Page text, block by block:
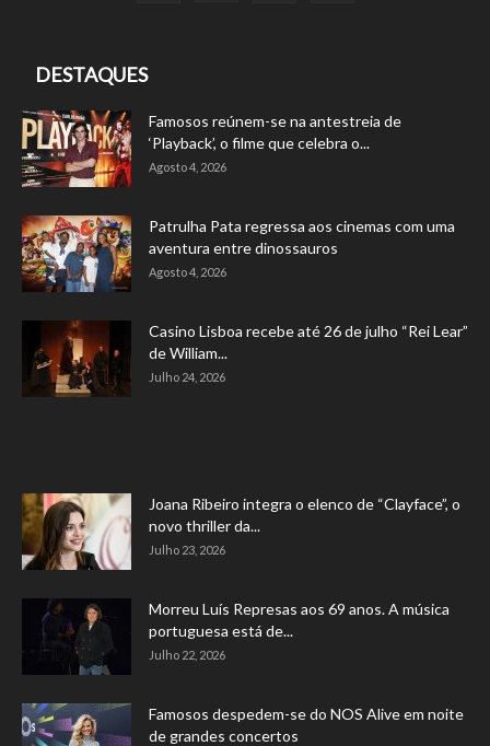
DESTAQUES
Famosos reúnem-se na antestreia de
‘Playback’, o filme que celebra o...
Agosto 4, 2026
Patrulha Pata regressa aos cinemas com uma
aventura entre dinossauros
Agosto 4, 2026
Casino Lisboa recebe até 26 de julho “Rei Lear”
de William...
Julho 24, 2026
Joana Ribeiro integra o elenco de “Clayface”, o
novo thriller da...
Julho 23, 2026
Morreu Luís Represas aos 69 anos. A música
portuguesa está de...
Julho 22, 2026
Famosos despedem-se do NOS Alive em noite
de grandes concertos